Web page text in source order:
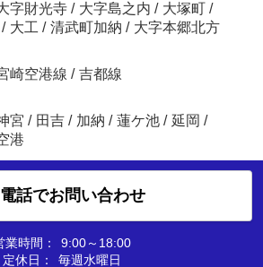
字財光寺 / 大字島之内 / 大塚町 /
/ 大工 / 清武町加納 / 大字本郷北方
崎空港線 / 吉都線
宮 / 田吉 / 加納 / 蓮ケ池 / 延岡 /
港
電話でお問い合わせ
業時間：
9:00～18:00
定休日：
毎週水曜日